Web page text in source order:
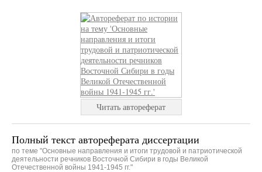
Читать автореферат
Полный текст автореферата диссертации
по теме "Основные направления и итоги трудовой и патриотической
деятельности речников Восточной Сибири в годы Великой
Отечественной войны 1941-1945 гг."